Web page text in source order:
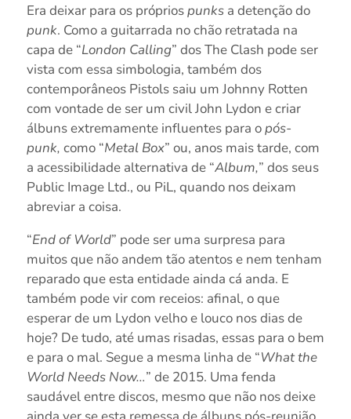
Era deixar para os própriospunksa detenção do
punk. Como a guitarrada no chão retratada na
capa de “London Calling” dos The Clash pode ser
vista com essa simbologia, também dos
contemporâneos Pistols saiu um Johnny Rotten
com vontade de ser um civil John Lydon e criar
álbuns extremamente influentes para opós-
punk, como “Metal Box” ou, anos mais tarde, com
a acessibilidade alternativa de “Album,” dos seus
Public Image Ltd., ou PiL, quando nos deixam
abreviar a coisa.
“End of World” pode ser uma surpresa para
muitos que não andem tão atentos e nem tenham
reparado que esta entidade ainda cá anda. E
também pode vir com receios: afinal, o que
esperar de um Lydon velho e louco nos dias de
hoje? De tudo, até umas risadas, essas para o bem
e para o mal. Segue a mesma linha de “What the
World Needs Now…” de 2015. Uma fenda
saudável entre discos, mesmo que não nos deixe